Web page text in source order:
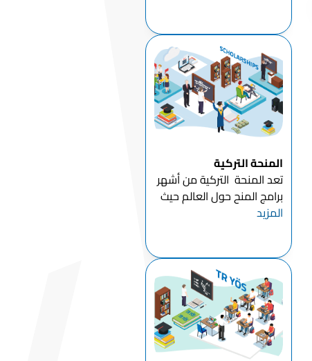
معظم جامعات تركيا توفر
لطلابها امكانية الدراسه في
تركيا بال...
المنحة التركية
تعد المنحة التركية من أشهر
برامج المنح حول العالم حيث
فتحت تركيا أبوابها للتعليم
الجمهورية التركية ، كما يتم
الإعلان عن هذه المنحة الد...
المزيد